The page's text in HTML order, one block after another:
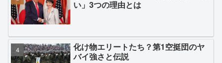
い」3つの理由とは
化け物エリートたち？第1空挺団のヤ
バイ強さと伝説